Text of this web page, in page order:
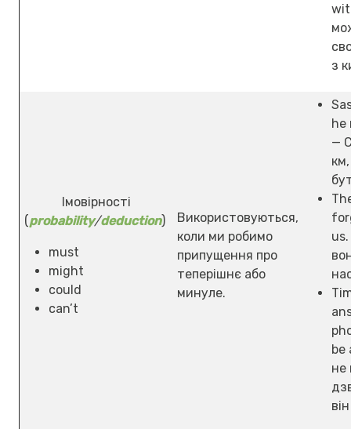
з
Імовірності
(probability/deduction)
must
might
could
can’t
Використовуються,
коли ми робимо
припущення про
теперішнє або
минуле.
he
—
be
не